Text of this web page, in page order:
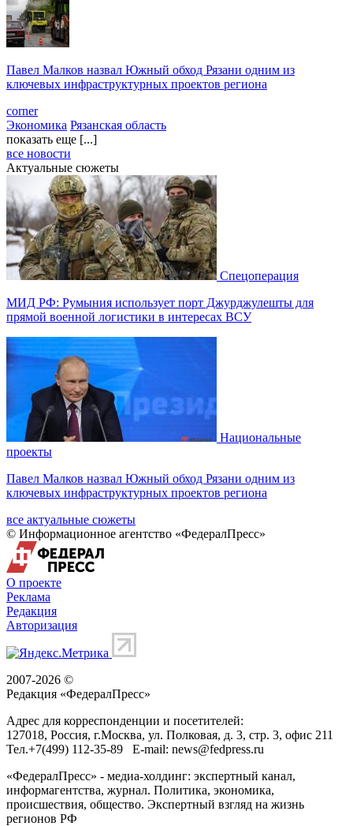
Павел Малков назвал Южный обход Рязани одним из
ключевых инфраструктурных проектов региона
corner
Экономика Рязанская область
показать еще [...]
все новости
Актуальные сюжеты
Спецоперация
МИД РФ: Румыния использует порт Джурджулешты для
прямой военной логистики в интересах ВСУ
Национальные
проекты
Павел Малков назвал Южный обход Рязани одним из
ключевых инфраструктурных проектов региона
все актуальные сюжеты
© Информационное агентство «ФедералПресс»
О проекте
Реклама
Редакция
Авторизация
2007-2026 ©
Редакция «ФедералПресс»
Адрес для корреспонденции и посетителей:
127018, Россия, г.Москва, ул. Полковая, д. 3, стр. 3, офис 211
Тел.+7(499) 112-35-89 E-mail: news@fedpress.ru
«ФедералПресс» - медиа-холдинг: экспертный канал,
информагентства, журнал. Политика, экономика,
происшествия, общество. Экспертный взгляд на жизнь
регионов РФ